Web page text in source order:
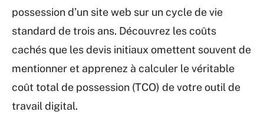
possession d’un site web sur un cycle de vie
standard de trois ans. Découvrez les coûts
cachés que les devis initiaux omettent souvent de
mentionner et apprenez à calculer le véritable
coût total de possession (TCO) de votre outil de
travail digital.